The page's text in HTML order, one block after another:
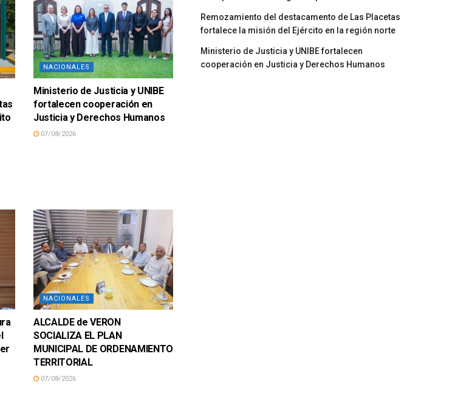
NACIONALES
Ministerio de Justicia y UNIBE
fortalecen cooperación en
Justicia y Derechos Humanos
07/08/2026
NACIONALES
ALCALDE de VERON
SOCIALIZA EL PLAN
MUNICIPAL DE ORDENAMIENTO
TERRITORIAL
07/08/2026
Remozamiento del destacamento de Las Placetas
fortalece la misión del Ejército en la región norte
Ministerio de Justicia y UNIBE fortalecen
cooperación en Justicia y Derechos Humanos